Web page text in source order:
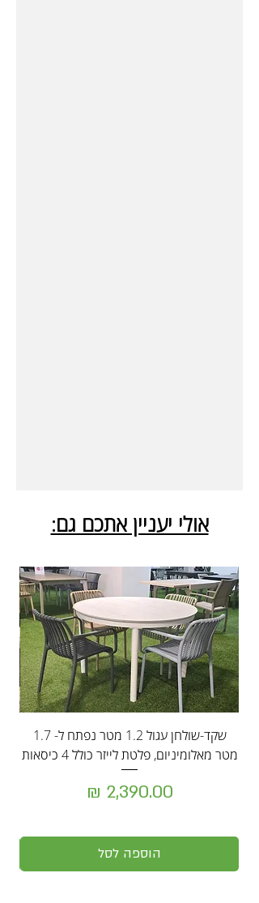
אולי יעניין אתכם גם:
שקד-שולחן עגול 1.2 מטר נפתח ל- 1.7
מטר מאלומיניום, פלטת לייזר כולל 4 כיסאות
מחיר
הוספה לסל